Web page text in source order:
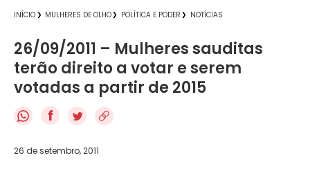
INÍCIO MULHERES DE OLHO POLÍTICA E PODER NOTÍCIAS
26/09/2011 – Mulheres sauditas
terão direito a votar e serem
votadas a partir de 2015
f
26 de setembro, 2011